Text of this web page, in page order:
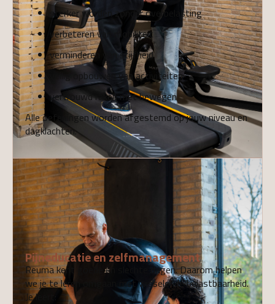
sterker worden zonder overbelasting
verbeteren van mobiliteit
verminderen van stijfheid
veilig opbouwen van activiteiten
vertrouwd raken met bewegen
Alle oefeningen worden afgestemd op jouw niveau en
dagklachten.
04
Pijneducatie en zelfmanagement
Reuma kent goede én slechte dagen. Daarom helpen
we je te leren omgaan met wisselende belastbaarheid.
Je leert: